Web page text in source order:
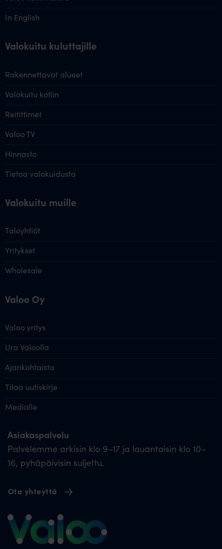
In English
Valokuitu kuluttajille
Rakennettavat alueet
Valokuitu kotiin
Reitittimet
Valoo TV
Hinnasto
Tietoa valokuidusta
Valokuitu muille
Taloyhtiöt
Yritykset
Wholesale
Valoo Oy
Valoo yritys
Ura Valoolla
Ajankohtaista
Tilaa uutiskirje
Medialle
Asiakaspalvelu
Palvelemme arkisin klo 9–17 ja lauantaisin klo 10–
16, pyhäpäivisin suljettu.
Ota yhteyttä